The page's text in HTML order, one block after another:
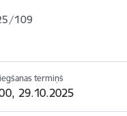
109
termiņš
29.10.2025